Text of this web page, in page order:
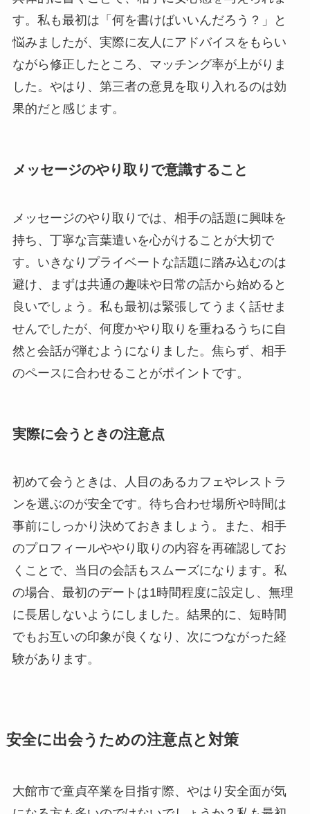
す。私も最初は「何を書けばいいんだろう？」と
悩みましたが、実際に友人にアドバイスをもらい
ながら修正したところ、マッチング率が上がりま
した。やはり、第三者の意見を取り入れるのは効
果的だと感じます。
メッセージのやり取りで意識すること
メッセージのやり取りでは、相手の話題に興味を
持ち、丁寧な言葉遣いを心がけることが大切で
す。いきなりプライベートな話題に踏み込むのは
避け、まずは共通の趣味や日常の話から始めると
良いでしょう。私も最初は緊張してうまく話せま
せんでしたが、何度かやり取りを重ねるうちに自
然と会話が弾むようになりました。焦らず、相手
のペースに合わせることがポイントです。
実際に会うときの注意点
初めて会うときは、人目のあるカフェやレストラ
ンを選ぶのが安全です。待ち合わせ場所や時間は
事前にしっかり決めておきましょう。また、相手
のプロフィールややり取りの内容を再確認してお
くことで、当日の会話もスムーズになります。私
の場合、最初のデートは1時間程度に設定し、無理
に長居しないようにしました。結果的に、短時間
でもお互いの印象が良くなり、次につながった経
験があります。
安全に出会うための注意点と対策
大館市で童貞卒業を目指す際、やはり安全面が気